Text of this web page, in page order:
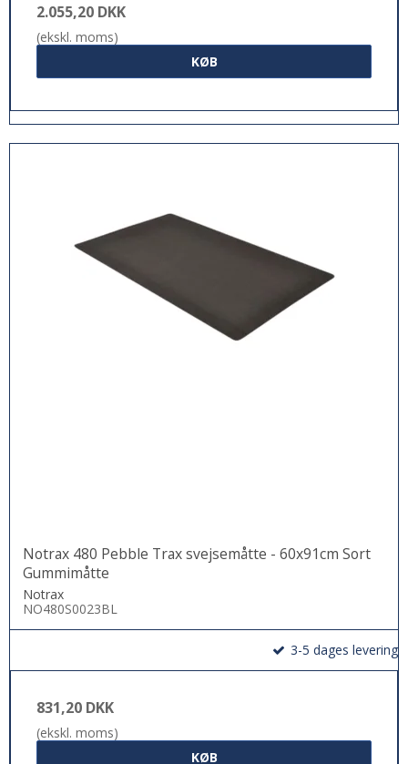
2.055,20 DKK
(ekskl. moms)
KØB
Notrax 480 Pebble Trax svejsemåtte - 60x91cm Sort
Gummimåtte
Notrax
NO480S0023BL
3-5 dages levering
831,20 DKK
(ekskl. moms)
KØB